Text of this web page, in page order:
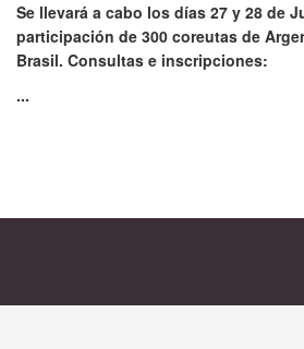
Se llevará a cabo los días 27 y 28 de
participación de 300 coreutas de
Brasil. Consultas e inscripciones:
...